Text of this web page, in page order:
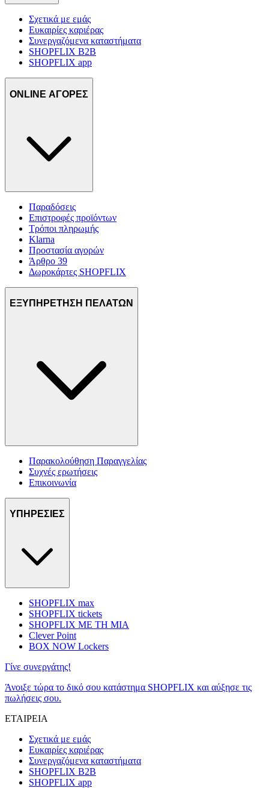
Σχετικά με εμάς
Ευκαιρίες καριέρας
Συνεργαζόμενα καταστήματα
SHOPFLIX B2B
SHOPFLIX app
ONLINE ΑΓΟΡΕΣ
Παραδόσεις
Επιστροφές προϊόντων
Τρόποι πληρωμής
Klarna
Προστασία αγορών
Άρθρο 39
Δωροκάρτες SHOPFLIX
ΕΞΥΠΗΡΕΤΗΣΗ ΠΕΛΑΤΩΝ
Παρακολούθηση Παραγγελίας
Συχνές ερωτήσεις
Επικοινωνία
ΥΠΗΡΕΣΙΕΣ
SHOPFLIX max
SHOPFLIX tickets
SHOPFLIX ΜΕ ΤΗ ΜΙΑ
Clever Point
BOX NOW Lockers
Γίνε συνεργάτης!
Άνοιξε τώρα το δικό σου κατάστημα SHOPFLIX και αύξησε τις
πωλήσεις σου.
ΕΤΑΙΡΕΙΑ
Σχετικά με εμάς
Ευκαιρίες καριέρας
Συνεργαζόμενα καταστήματα
SHOPFLIX B2B
SHOPFLIX app